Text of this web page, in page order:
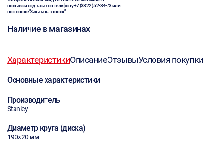
поставки под заказ по телефону+7 (3822) 52-34-73или
по кнопке "Заказать звонок"
Наличие в магазинах
ХарактеристикиОписаниеОтзывыУсловия покупки
Основные характеристики
Производитель
Stanley
Диаметр круга (диска)
190х20 мм